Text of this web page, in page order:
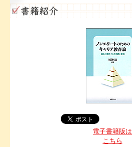
電子書籍版は
こちら